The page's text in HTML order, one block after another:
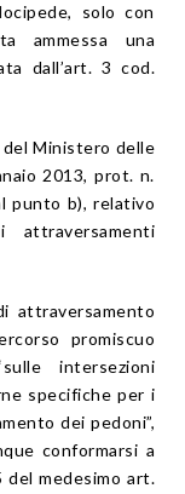
solo con
ammessa una
dall’art. 3 cod.
Ministero delle
2013, prot. n.
punto b), relativo
attraversamento
promiscuo
intersezioni
specifiche per i
dei pedoni”,
conformarsi a
del medesimo art.